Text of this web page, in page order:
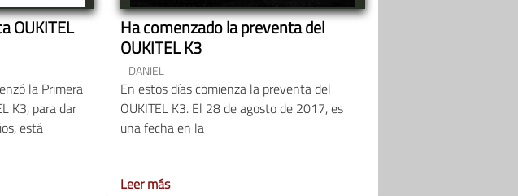
OUKITEL
la Primera
K3, para dar
está
Ha comenzado la preventa del
OUKITEL K3
DANIEL
En estos días comienza la preventa del
OUKITEL K3. El 28 de agosto de 2017, es
una fecha en la
Leer más